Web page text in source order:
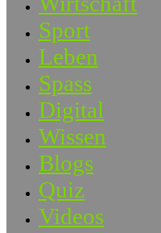
Sport
Leben
Spass
Digital
Wissen
Blogs
Quiz
Videos